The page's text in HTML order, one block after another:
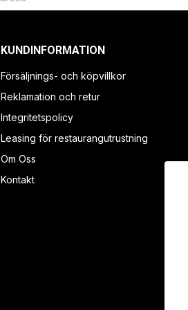
KUNDINFORMATION
Försäljnings- och köpvillkor
Reklamation och retur
Integritetspolicy
Leasing för restaurangutrustning
Om Oss
Kontakt